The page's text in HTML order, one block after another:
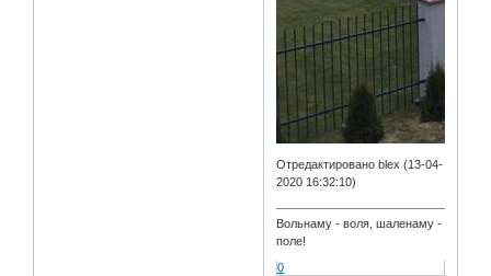
Отредактировано blex (13-04-
2020 16:32:10)
Вольнаму - воля, шаленаму -
поле!
0